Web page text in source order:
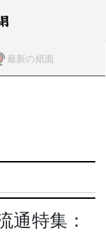
最新の紙面
通特集：